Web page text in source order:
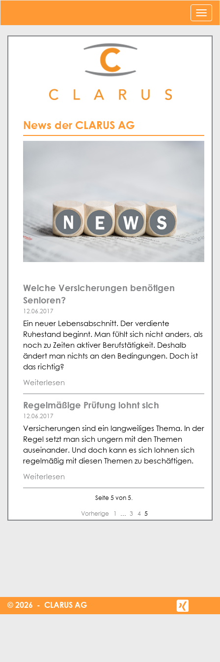
News der CLARUS AG
Welche Versicherungen benötigen
Senioren?
12.06.2017
Ein neuer Lebensabschnitt. Der verdiente
Ruhestand beginnt. Man fühlt sich nicht anders, als
noch zu Zeiten aktiver Berufstätigkeit. Deshalb
ändert man nichts an den Bedingungen. Doch ist
das richtig?
Weiterlesen
Regelmäßige Prüfung lohnt sich
12.06.2017
Versicherungen sind ein langweiliges Thema. In der
Regel setzt man sich ungern mit den Themen
auseinander. Und doch kann es sich lohnen sich
regelmäßig mit diesen Themen zu beschäftigen.
Weiterlesen
Seite 5 von 5.
Vorherige … 3 4 5
© 2026 - CLARUS AG